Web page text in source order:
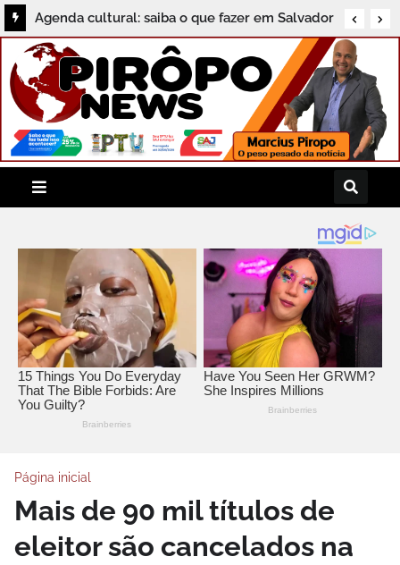
Agenda cultural: saiba o que fazer em Salvador
neste sábado
Página inicial
Mais de 90 mil títulos de
eleitor são cancelados na